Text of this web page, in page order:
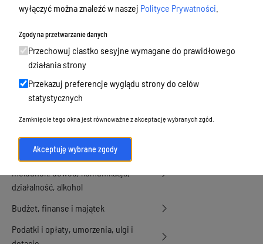
2026 - zgromadzenia w Olsztynie
2025 - zgromadzenia w Olsztynie
Informacje o zgromadzeniach
publicznych
Pozwolenie na imprezę masową
Pozwolenie na imprezę niemasową
Urodzenia, małżeństwa, zgony,
meldunek, dowód, komunikacja,
działalność, alkohol
Budżet, finanse i majątek
Podatki i opłaty, umorzenia, ulgi i
wyłączyć można znaleźć w naszej Polityce Prywatności
Zgody na przetwarzanie danych
Przechowuj ciastko sesyjne wymagane do prawidłowego
działania strony
Przekazuj preferencje wyglądu strony do celów
statystycznych
Zamknięcie tego okna jest równoważne z akceptację wybranych zgód.
Akceptuję wybrane zgody